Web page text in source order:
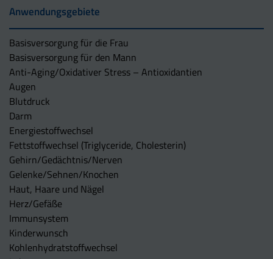
Anwendungsgebiete
Basisversorgung für die Frau
Basisversorgung für den Mann
Anti-Aging/Oxidativer Stress – Antioxidantien
Augen
Blutdruck
Darm
Energiestoffwechsel
Fettstoffwechsel (Triglyceride, Cholesterin)
Gehirn/Gedächtnis/Nerven
Gelenke/Sehnen/Knochen
Haut, Haare und Nägel
Herz/Gefäße
Immunsystem
Kinderwunsch
Kohlenhydratstoffwechsel